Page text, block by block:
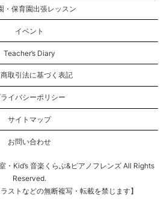
・保育園出張レッスン
イベント
Teacher’s Diary
取引法に基づく表記
イバシーポリシー
サイトマップ
お問い合わせ
Kid’s 音楽くらぶ&ピアノフレンズ All Rights
Reserved.
ストなどの無断複写・転載を禁じます】